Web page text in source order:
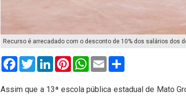
Recurso é arrecadado com o desconto de 10% dos salários dos
FacebookTwitterLinkedInPinterestWhatsApp
Email
Assim que a 13ª escola pública estadual de Mato